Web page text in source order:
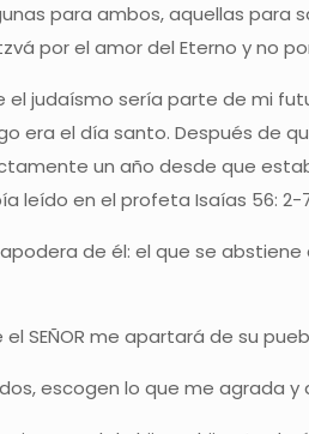
para ambos, aquellas
por el amor del Eterno y no
judaísmo sería parte de mi
era el día santo. Después de
un año desde que
leído en el profeta Isaías 56: 2-
de él: el que se
SEÑOR me apartará de su
escogen lo que me agrada